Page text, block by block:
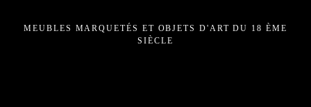
MEUBLES MARQUETÉS ET OBJETS D'ART DU 18 ÈME
SIÈCLE